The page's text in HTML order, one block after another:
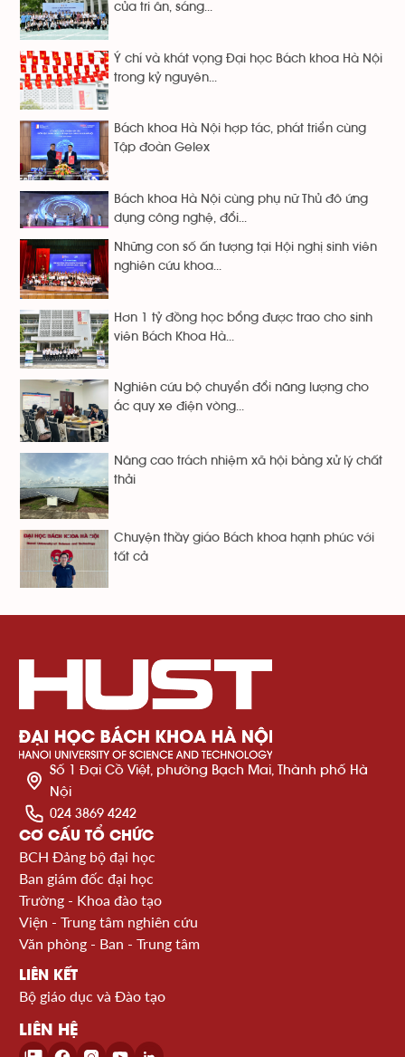
của tri ân, sáng...
Ý chí và khát vọng Đại học Bách khoa Hà Nội
trong kỷ nguyên...
Bách khoa Hà Nội hợp tác, phát triển cùng
Tập đoàn Gelex
Bách khoa Hà Nội cùng phụ nữ Thủ đô ứng
dụng công nghệ, đổi...
Những con số ấn tượng tại Hội nghị sinh viên
nghiên cứu khoa...
Hơn 1 tỷ đồng học bổng được trao cho sinh
viên Bách Khoa Hà...
Nghiên cứu bộ chuyển đổi năng lượng cho
ắc quy xe điện vòng...
Nâng cao trách nhiệm xã hội bằng xử lý chất
thải
Chuyện thầy giáo Bách khoa hạnh phúc với
tất cả
Số 1 Đại Cồ Việt, phường Bạch Mai, Thành phố Hà
Nội
024 3869 4242
CƠ CẤU TỔ CHỨC
BCH Đảng bộ đại học
Ban giám đốc đại học
Trường - Khoa đào tạo
Viện - Trung tâm nghiên cứu
Văn phòng - Ban - Trung tâm
LIÊN KẾT
Bộ giáo dục và Đào tạo
LIÊN HỆ